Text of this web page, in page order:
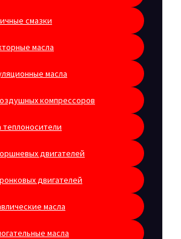
смазки
масла
масла
компрессоров
теплоносители
двигателей
двигателей
масла
масла